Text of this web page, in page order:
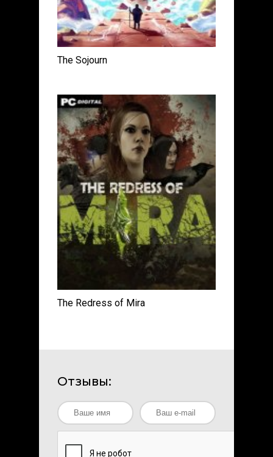
The Sojourn
The Redress of Mira
Отзывы: